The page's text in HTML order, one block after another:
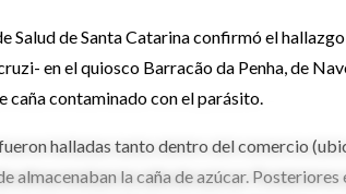
Salud de Santa Catarina confirmó el
en el quiosco Barracão da Penha, de
caña contaminado con el parásito.
halladas tanto dentro del comercio
almacenaban la caña de azúcar.